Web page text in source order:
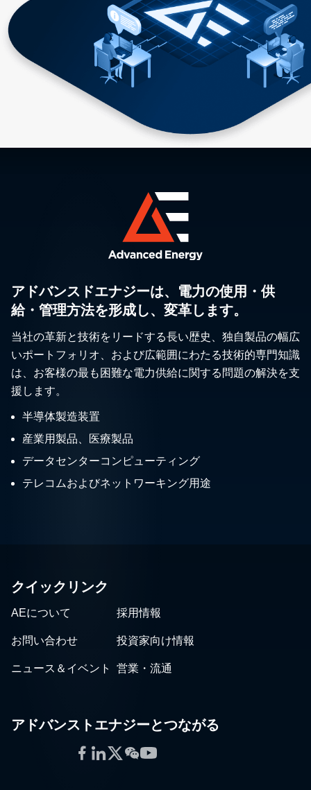
アドバンスドエナジーは、電力の使用・供
給・管理方法を形成し、変革します。
当社の革新と技術をリードする長い歴史、独自製品の幅広
いポートフォリオ、および広範囲にわたる技術的専門知識
は、お客様の最も困難な電力供給に関する問題の解決を支
援します。
半導体製造装置
産業用製品、医療製品
データセンターコンピューティング
テレコムおよびネットワーキング用途
クイックリンク
AEについて 採用情報
お問い合わせ 投資家向け情報
ニュース＆イベント 営業・流通
アドバンストエナジーとつながる
Facebook
LinkedIn
Twitter
WeChat
YouTube